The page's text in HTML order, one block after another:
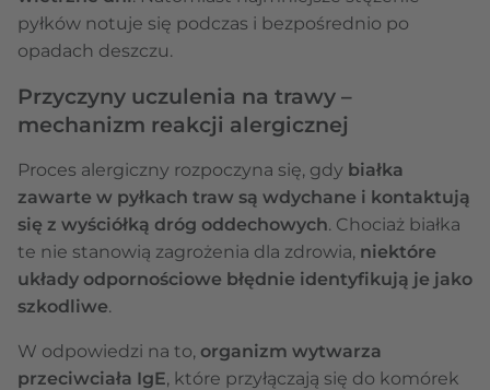
pyłków notuje się podczas i bezpośrednio po
opadach deszczu.
Przyczyny uczulenia na trawy –
mechanizm reakcji alergicznej
Proces alergiczny rozpoczyna się, gdy białka
zawarte w pyłkach traw są wdychane i kontaktują
się z wyściółką dróg oddechowych. Chociaż białka
te nie stanowią zagrożenia dla zdrowia, niektóre
układy odpornościowe błędnie identyfikują je jako
szkodliwe.
W odpowiedzi na to, organizm wytwarza
przeciwciała IgE, które przyłączają się do komórek